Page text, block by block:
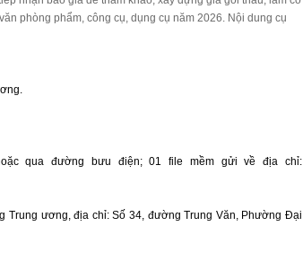
phòng phẩm, công cụ, dụng cụ năm 2026. Nội dung cụ
qua đường bưu điện; 01 file mềm gửi về địa chỉ:
Trung ương, địa chỉ: Số 34, đường Trung Văn, Phường Đại